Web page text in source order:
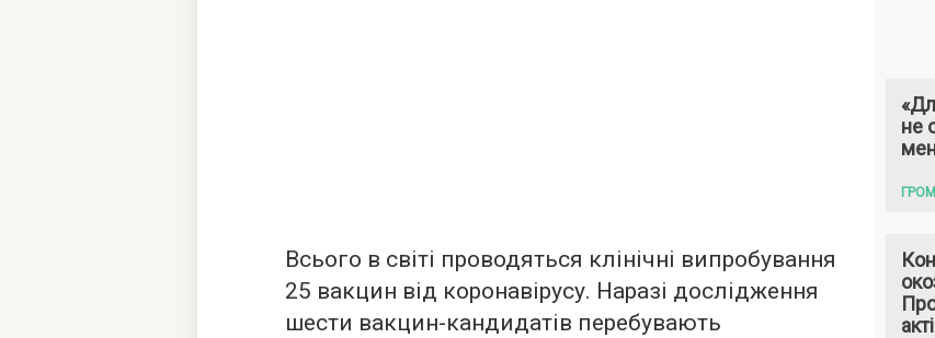
Всього в світі проводяться клінічні випробування
25 вакцин від коронавірусу. Наразі дослідження
шести вакцин-кандидатів перебувають
не